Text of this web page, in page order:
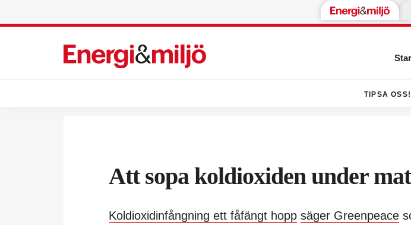
TIPSA OSS!
Att sopa koldioxiden under
Koldioxidinfångning ett fåfängt hopp säger Greenpeace